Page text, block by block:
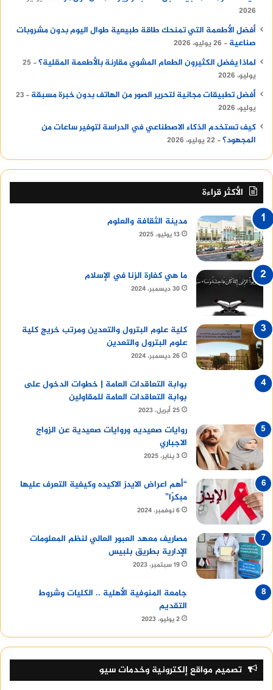
2026
أفضل الأطعمة التي تمنحك طاقة طبيعية طوال اليوم بدون مشروبات
صناعية
26 يوليو، 2026
لماذا يفضل الكثيرون الطعام المشوي مقارنة بالأطعمة المقلية؟
25
يوليو، 2026
أفضل تطبيقات مجانية لتحرير الصور من الهاتف بدون خبرة مسبقة
23
يوليو، 2026
كيف تستخدم الذكاء الاصطناعي في الدراسة لتوفير ساعات من
المجهود؟ 22 يوليو، 2026
الأكثر قراءة
مدينة الثقافة والعلوم
13 يوليو، 2025
ما هي كفارة الزنا في الإسلام
30 ديسمبر، 2024
كلية علوم البترول والتعدين ومرتب خريج كلية
علوم البترول والتعدين
26 ديسمبر، 2024
بوابة التعاقدات العامة | خطوات الدخول على
بوابة التعاقدات العامة للمقاولين
25 أبريل، 2023
روايات صعيديه وروايات صعيدية عن الزواج
الاجباري
3 يناير، 2025
“أهم اعراض الايدز الاكيده وكيفية التعرف عليها
مبكرًا”
6 نوفمبر، 2024
مصاريف معهد العبور العالي لنظم المعلومات
الإدارية بطريق بلبيس
19 سبتمبر، 2023
جامعة المنوفية الأهلية .. الكليات وشروط
التقديم
2 يوليو، 2023
تصميم مواقع إلكترونية وخدمات سيو